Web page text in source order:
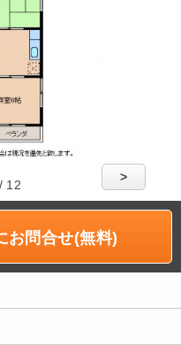
12
>
お問合せ(無料)